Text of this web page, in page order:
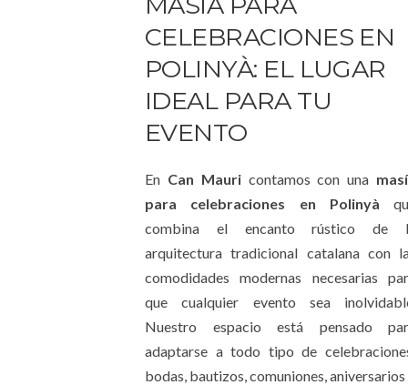
CELEBRACIONES EN
POLINYÀ: EL LUGAR
IDEAL PARA TU
EVENTO
En Can Mauricontamos con una
para celebraciones en Polinyà
combina el encanto rústico de
arquitectura tradicional catalana con
comodidades modernas necesarias
que cualquier evento sea
Nuestro espacio está pensado
adaptarse a todo tipo de
bodas, bautizos, comuniones, aniversarios